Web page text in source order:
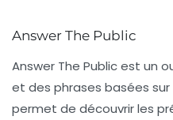
Answer The Public
Answer The Publicest un
et des phrases basées
permet de découvrir les